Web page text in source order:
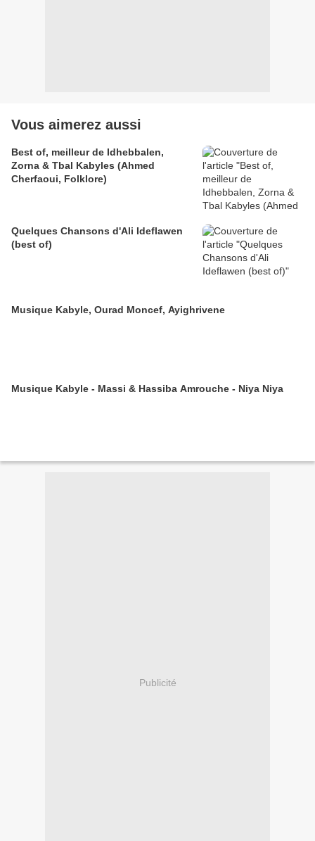
Vous aimerez aussi
Best of, meilleur de Idhebbalen,
Zorna & Tbal Kabyles (Ahmed
Cherfaoui, Folklore)
Quelques Chansons d'Ali Ideflawen
(best of)
Musique Kabyle, Ourad Moncef, Ayighrivene
Musique Kabyle - Massi & Hassiba Amrouche - Niya Niya
Publicité